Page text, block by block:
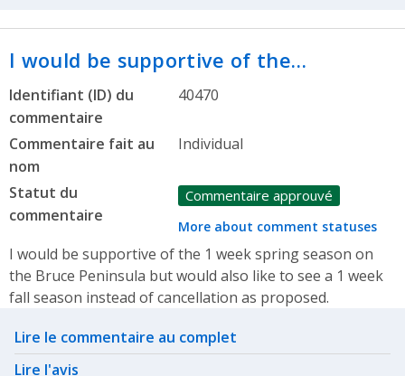
I would be supportive of the…
Identifiant (ID) du
commentaire
40470
Commentaire fait au
nom
Individual
Statut du
commentaire
Commentaire approuvé
More about comment statuses
I would be supportive of the 1 week spring season on
the Bruce Peninsula but would also like to see a 1 week
fall season instead of cancellation as proposed.
Related actions
Lire le commentaire au complet
Lire l'avis